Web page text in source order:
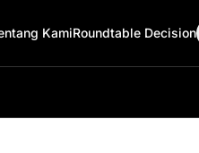
KamiRoundtable Decision